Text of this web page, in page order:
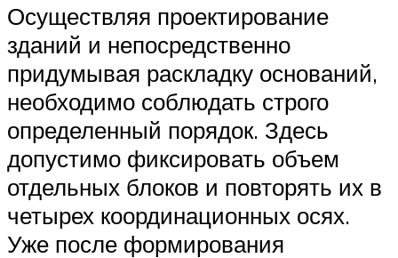
Осуществляя проектирование
зданий и непосредственно
придумывая раскладку оснований,
необходимо соблюдать строго
определенный порядок. Здесь
допустимо фиксировать объем
отдельных блоков и повторять их в
четырех координационных осях.
Уже после формирования